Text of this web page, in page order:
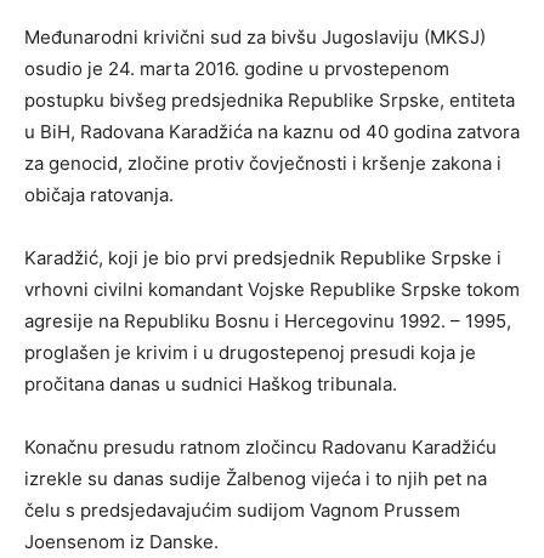
Međunarodni krivični sud za bivšu Jugoslaviju (MKSJ)
osudio je 24. marta 2016. godine u prvostepenom
postupku bivšeg predsjednika Republike Srpske, entiteta
u BiH, Radovana Karadžića na kaznu od 40 godina zatvora
za genocid, zločine protiv čovječnosti i kršenje zakona i
običaja ratovanja.
Karadžić, koji je bio prvi predsjednik Republike Srpske i
vrhovni civilni komandant Vojske Republike Srpske tokom
agresije na Republiku Bosnu i Hercegovinu 1992. – 1995,
proglašen je krivim i u drugostepenoj presudi koja je
pročitana danas u sudnici Haškog tribunala.
Konačnu presudu ratnom zločincu Radovanu Karadžiću
izrekle su danas sudije Žalbenog vijeća i to njih pet na
čelu s predsjedavajućim sudijom Vagnom Prussem
Joensenom iz Danske.